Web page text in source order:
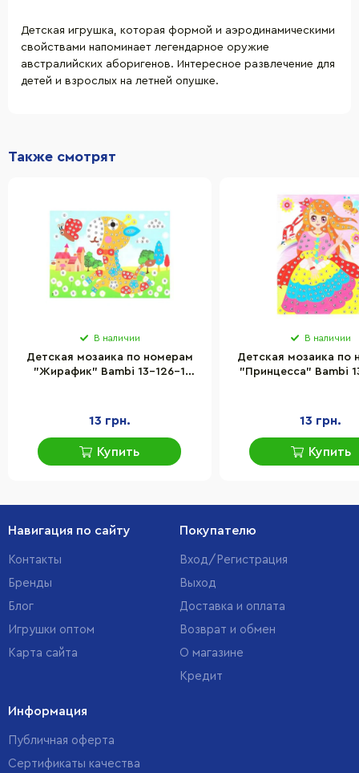
Детская игрушка, которая формой и аэродинамическими
свойствами напоминает легендарное оружие
австралийских аборигенов. Интересное развлечение для
детей и взрослых на летней опушке.
Также смотрят
В наличии
Детская мозаика по номерам
"Жирафик" Bambi 13-126-1
13 грн.
Купить
В наличии
Детская мозаика по
"Принцесса" Bambi
13 грн.
Купить
Навигация по сайту
Контакты
Бренды
Блог
Игрушки оптом
Карта сайта
Покупателю
Вход/Регистрация
Выход
Доставка и оплата
Возврат и обмен
О магазине
Кредит
Информация
Публичная оферта
Сертификаты качества